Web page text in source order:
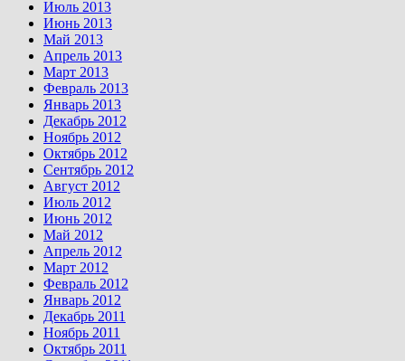
Июль 2013
Июнь 2013
Май 2013
Апрель 2013
Март 2013
Февраль 2013
Январь 2013
Декабрь 2012
Ноябрь 2012
Октябрь 2012
Сентябрь 2012
Август 2012
Июль 2012
Июнь 2012
Май 2012
Апрель 2012
Март 2012
Февраль 2012
Январь 2012
Декабрь 2011
Ноябрь 2011
Октябрь 2011